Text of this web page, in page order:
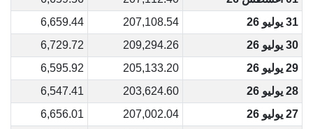
31 يوليو 26
207,108.54
6,659.44
30 يوليو 26
209,294.26
6,729.72
29 يوليو 26
205,133.20
6,595.92
28 يوليو 26
203,624.60
6,547.41
27 يوليو 26
207,002.04
6,656.01